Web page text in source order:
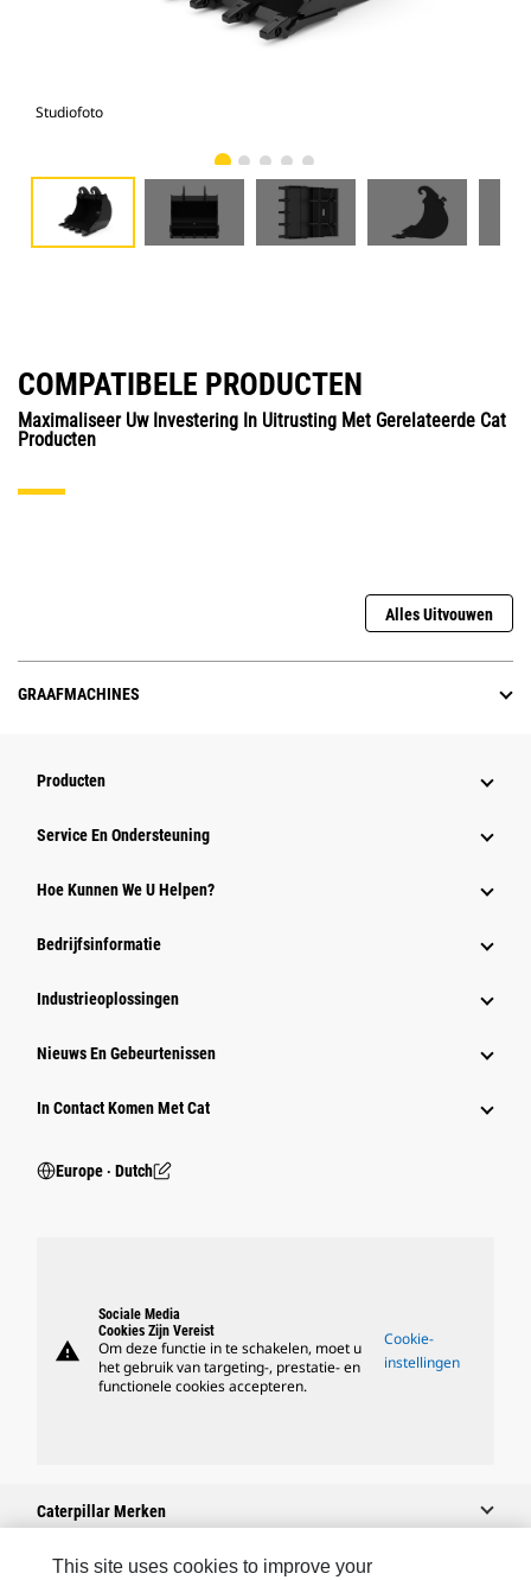
Studiofoto
COMPATIBELE PRODUCTEN
Maximaliseer Uw Investering In Uitrusting Met Gerelateerde Cat
Producten
Alles Uitvouwen
GRAAFMACHINES
Producten
Service En Ondersteuning
Hoe Kunnen We U Helpen?
Bedrijfsinformatie
Industrieoplossingen
Nieuws En Gebeurtenissen
In Contact Komen Met Cat
Europe ‧ Dutch
warning
Sociale Media
Cookies Zijn Vereist
Om deze functie in te schakelen, moet u
het gebruik van targeting-, prestatie- en
functionele cookies accepteren.
Cookie-
instellingen
Caterpillar Merken
This site uses cookies to improve your